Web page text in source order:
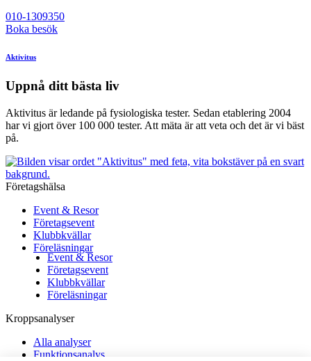
010-1309350
Boka besök
Aktivitus
Uppnå ditt bästa liv
Aktivitus är ledande på fysiologiska tester. Sedan etablering 2004
har vi gjort över 100 000 tester. Att mäta är att veta och det är vi bäst
på.
Företagshälsa
Event & Resor
Företagsevent
Klubbkvällar
Föreläsningar
Event & Resor
Företagsevent
Klubbkvällar
Föreläsningar
Kroppsanalyser
Alla analyser
Funktionsanalys